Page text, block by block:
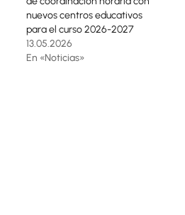
nuevos centros educativos
para el curso 2026-2027
13.05.2026
En «Noticias»